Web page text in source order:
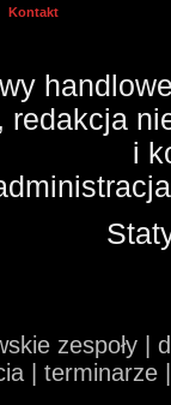
Kontakt
redakcja
i
zespoły
|